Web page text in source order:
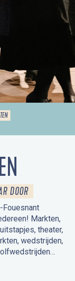
DOOR
Fouesnant
Markten,
theater,
wedstrijden,